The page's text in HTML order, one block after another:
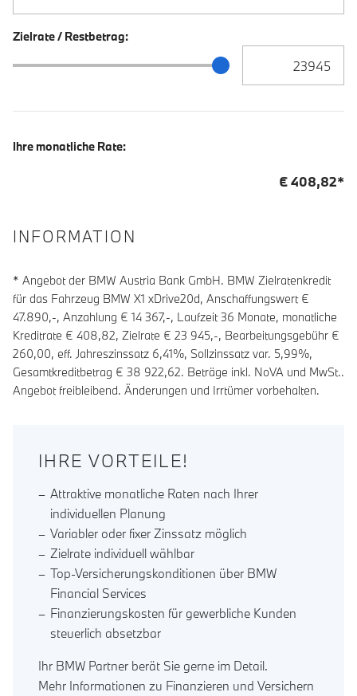
Zielrate / Restbetrag:
Zielrate / Restbetrag Schieberegler
Ihre monatliche Rate:
€408,82*
INFORMATION
* Angebot der BMW Austria Bank GmbH. BMW Zielratenkredit
für das Fahrzeug BMW X1 xDrive20d, Anschaffungswert €
47.890,-, Anzahlung € 14 367,-, Laufzeit36 Monate, monatliche
Kreditrate € 408,82, Zielrate € 23 945,-, Bearbeitungsgebühr €
260,00, eff. Jahreszinssatz 6,41%, Sollzinssatz var. 5,99%,
Gesamtkreditbetrag € 38 922,62. Beträge inkl. NoVA und MwSt..
Angebot freibleibend. Änderungen und Irrtümer vorbehalten.
IHRE VORTEILE!
Attraktive monatliche Raten nach Ihrer
individuellen Planung
Variabler oder fixer Zinssatz möglich
Zielrate individuell wählbar
Top-Versicherungskonditionen über BMW
Financial Services
Finanzierungskosten für gewerbliche Kunden
steuerlich absetzbar
Ihr BMW Partner berät Sie gerne im Detail.
Mehr Informationen zu Finanzieren und Versichern